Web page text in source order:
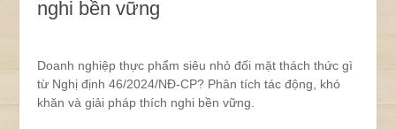
nghi bền vững
Doanh nghiệp thực phẩm siêu nhỏ đối mặt thách thức gì
từ Nghị định 46/2024/NĐ-CP? Phân tích tác động, khó
khăn và giải pháp thích nghi bền vững.